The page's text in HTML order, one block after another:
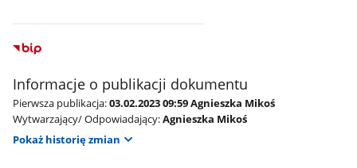
Informacje o publikacji dokumentu
Pierwsza publikacja:03.02.2023 09:59 Agnieszka Mikoś
Wytwarzający/ Odpowiadający:Agnieszka Mikoś
Pokaż historię zmian